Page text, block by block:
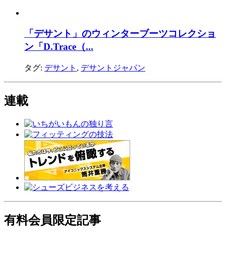
「デサント」のウィンターブーツコレクショ
ン「D.Trace（...
タグ: デサント , デサントジャパン
連載
有料会員限定記事